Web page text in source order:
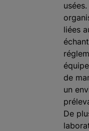
liées
de
un
De